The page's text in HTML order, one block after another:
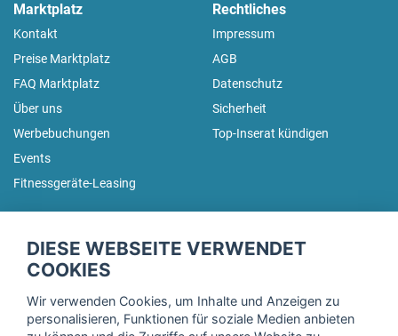
Marktplatz
Kontakt
Preise Marktplatz
FAQ Marktplatz
Über uns
Werbebuchungen
Events
Fitnessgeräte-Leasing
Rechtliches
Impressum
AGB
Datenschutz
Sicherheit
Top-Inserat kündigen
Trage dich hier für unseren Newsletter ein und erhalte regelmäßig
DIESE WEBSEITE VERWENDET
COOKIES
Wir verwenden Cookies, um Inhalte und Anzeigen zu
personalisieren, Funktionen für soziale Medien anbieten